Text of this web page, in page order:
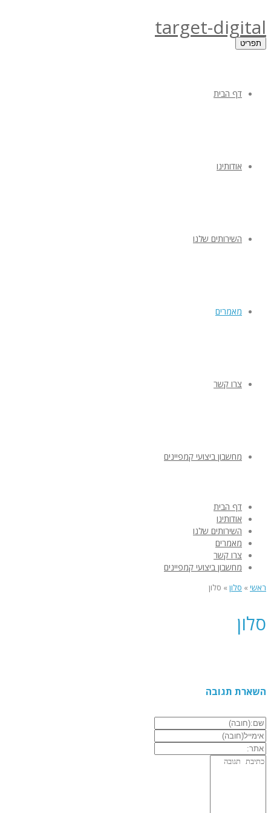
target-digital
תפריט
דף הבית
אודותינו
השירותים שלנו
מאמרים
צרו קשר
מחשבון ביצועי קמפיינים
דף הבית
אודותינו
השירותים שלנו
מאמרים
צרו קשר
מחשבון ביצועי קמפיינים
ראשי » סלון » סלון
סלון
השארת תגובה